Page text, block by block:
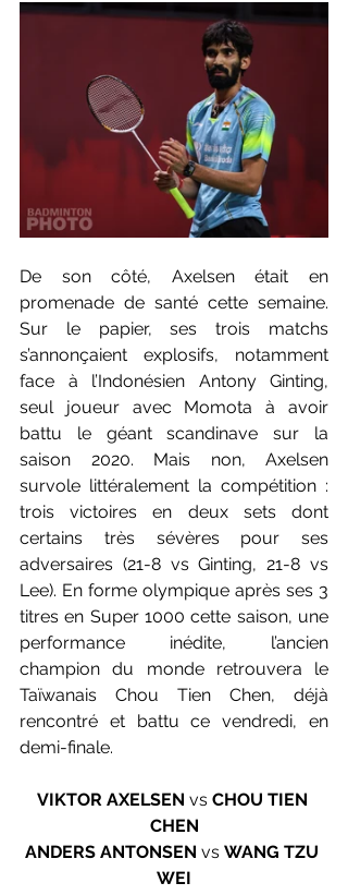
De son côté, Axelsen était en
promenade de santé cette semaine.
Sur le papier, ses trois matchs
s’annonçaient explosifs, notamment
face à l’Indonésien Antony Ginting,
seul joueur avec Momota à avoir
battu le géant scandinave sur la
saison 2020. Mais non, Axelsen
survole littéralement la compétition :
trois victoires en deux sets dont
certains très sévères pour ses
adversaires (21-8 vs Ginting, 21-8 vs
Lee). En forme olympique après ses 3
titres en Super 1000 cette saison, une
performance inédite, l’ancien
champion du monde retrouvera le
Taïwanais Chou Tien Chen, déjà
rencontré et battu ce vendredi, en
demi-finale.
VIKTOR AXELSEN vs CHOU TIEN
CHEN
ANDERS ANTONSEN vs WANG TZU
WEI